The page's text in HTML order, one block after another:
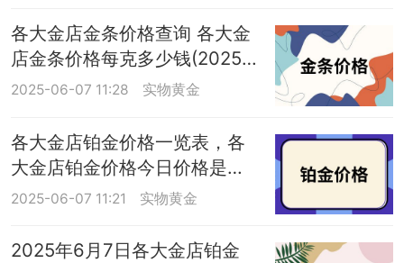
各大金店金条价格查询 各大金
店金条价格每克多少钱(2025
年6月7日最新公布)
2025-06-07 11:28 实物黄金
各大金店铂金价格一览表，各
大金店铂金价格今日价格是多
少钱一克(2025年6月7日)
2025-06-07 11:21 实物黄金
2025年6月7日各大金店铂金